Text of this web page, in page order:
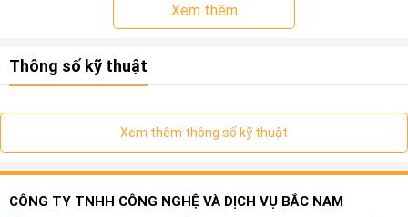
Xem thêm
Thông số kỹ thuật
Xem thêm thông số kỹ thuật
CÔNG TY TNHH CÔNG NGHỆ VÀ DỊCH VỤ BẮC NAM